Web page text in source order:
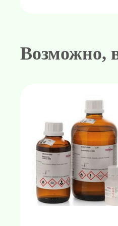
Возможно,